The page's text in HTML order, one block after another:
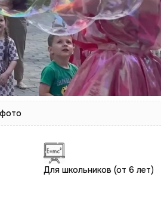
Для школьников (от 6 лет)